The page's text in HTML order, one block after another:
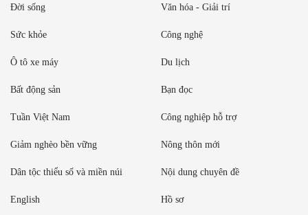
Đời sống Văn hóa - Giải trí
Sức khỏe Công nghệ
Ô tô xe máy Du lịch
Bất động sản Bạn đọc
Tuần Việt Nam Công nghiệp hỗ trợ
Giảm nghèo bền vững Nông thôn mới
Dân tộc thiểu số và miền núi Nội dung chuyên đề
English Hồ sơ